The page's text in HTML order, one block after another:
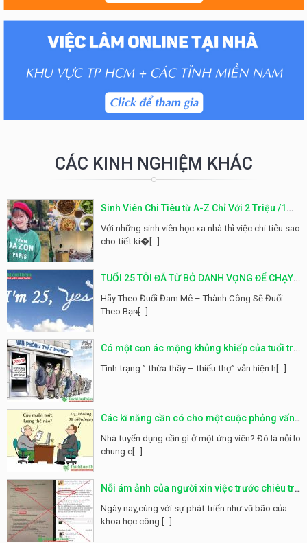
CÁC KINH NGHIỆM KHÁC
Sinh Viên Chi Tiêu từ A-Z Chỉ Với 2 Triệu /1
Tháng Hóa Ra Không Khó Như Tưởng Tượng
Với những sinh viên học xa nhà thì việc chi tiêu sao
cho tiết ki�[...]
TUỔI 25 TÔI ĐÃ TỪ BỎ DANH VỌNG ĐỂ CHẠY
THEO ĐAM MÊ
Hãy Theo Đuổi Đam Mê – Thành Công Sẽ Đuổi
Theo Bạn̶[...]
Có một cơn ác mộng khủng khiếp của tuổi trẻ
mang tên THẤT NGHIỆP
Tình trạng ” thừa thầy – thiếu thợ” vẫn hiện h[...]
Các kĩ năng cần có cho một cuộc phỏng vấn
hoàn hảo
Nhà tuyển dụng cần gì ở một ứng viên? Đó là nỗi lo
chung c[...]
Nỗi ám ảnh của người xin việc trước chiêu trò
của các công ty lừa đảo
Ngày nay,cùng với sự phát triển như vũ bão của
khoa học công [...]